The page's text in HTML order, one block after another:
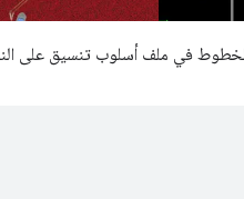
في ملف أسلوب تنسيق على